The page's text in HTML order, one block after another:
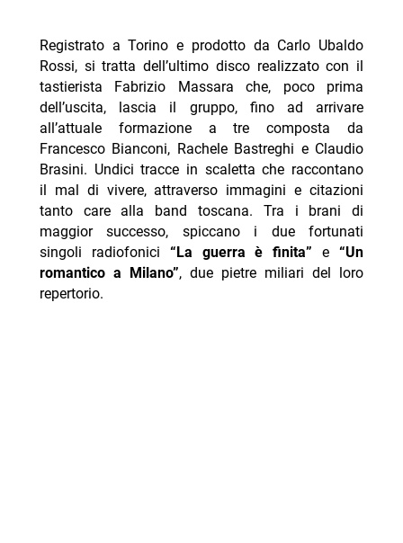
Registrato a Torino e prodotto da Carlo Ubaldo
Rossi, si tratta dell’ultimo disco realizzato con il
tastierista Fabrizio Massara che, poco prima
dell’uscita, lascia il gruppo, fino ad arrivare
all’attuale formazione a tre composta da
Francesco Bianconi, Rachele Bastreghi e Claudio
Brasini. Undici tracce in scaletta che raccontano
il mal di vivere, attraverso immagini e citazioni
tanto care alla band toscana. Tra i brani di
maggior successo, spiccano i due fortunati
singoli radiofonici “La guerra è finita” e“Un
romantico a Milano”, due pietre miliari del loro
repertorio.